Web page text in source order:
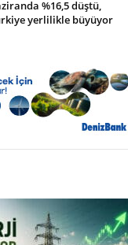
%16,5 düştü,
yerlilikle büyüyor